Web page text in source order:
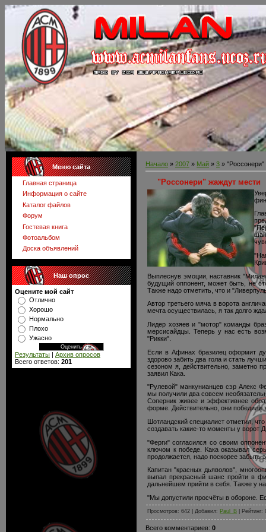
Меню сайта
Главная страница
Информация о сайте
Каталог файлов
Форум
Гостевая книга
Фотоальбом
Доска объявлений
Наш опрос
Оцените мой сайт
Отлично
Хорошо
Нормально
Плохо
Ужасно
Результаты | Архив опросов
Всего ответов: 201
Начало » 2007 » Май » 3 »
"Россонери" жаждут мести
Выплеснув эмоции, наставник
будущий оппонент, может быть, не
Также надо отметить, что и
Автор третьего мяча в ворота
мечта осуществилась, я так долго
Лидер хозяев и "мотор" команды
мерсисайдцы. Теперь у нас есть
"Рикки".
Если в Афинах бразилец оформит
здорово забить два гола и стать
сезоном я, действительно, заметно
заявил Кака.
"Рулевой" манкунианцев сэр Алекс
мы получили два совсем
Соперник живее и эффективнее
форме. Действительно, они победили
Шотландский специалист отметил,
создавать какие-то моменты у ворот
"Ферги" согласился со своим
ключом к победе. Кака оказывал
продолжается, надо поскорее забыть
Капитан "красных дьяволов",
выпал прекрасный шанс пройти в
дальнейшем прийти в себя. Также у
"Мы допустили просчёты в обороне.
Просмотров: 642 | Добавил: Paul_B | Рейтинг:
Всего комментариев: 0